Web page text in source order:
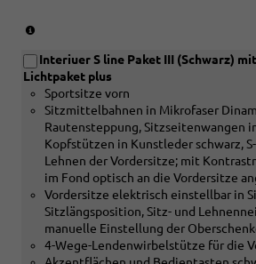
und
[4D3]
Sitzbelüftung
vorn)
Verbindung
mit
[5MC]
Dekoreinlagen
Holz
Linde
Sediment
silbergrau
naturell
oder
[5MF]
Dekoreinlagen
Interiuer S line Paket III (Schwarz)
Lichtpaket plus
Sportsitze vorn
Sitzmittelbahnen in Mikrofaser
Rautensteppung, Sitzseitenwangen
Kopfstützen in Kunstleder schwarz,
Lehnen der Vordersitze; mit
im Fond optisch an die Vordersitze
Vordersitze elektrisch einstellbar in
Sitzlängsposition, Sitz- und
manuelle Einstellung der
4-Wege-Lendenwirbelstütze für die